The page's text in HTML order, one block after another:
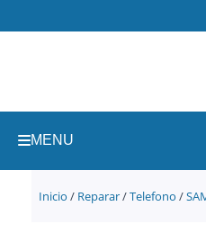
al
MENU
Inicio / Reparar/Telefono /